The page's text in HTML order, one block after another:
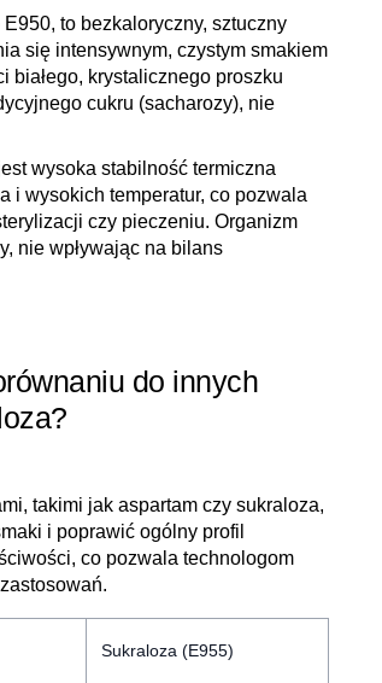
to bezkaloryczny, sztuczny
się intensywnym, czystym smakiem
białego, krystalicznego proszku
cukru (sacharozy), nie
wysoka stabilność termiczna
i wysokich temperatur, co pozwala
czy pieczeniu. Organizm
nie wpływając na bilans
do innych
takimi jak aspartam czy sukraloza,
i poprawić ogólny profil
co pozwala technologom
Sukraloza (E955)